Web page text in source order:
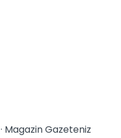
· Magazin Gazeteniz